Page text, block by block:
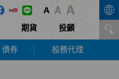
期貨 投顧
債券 股務代理